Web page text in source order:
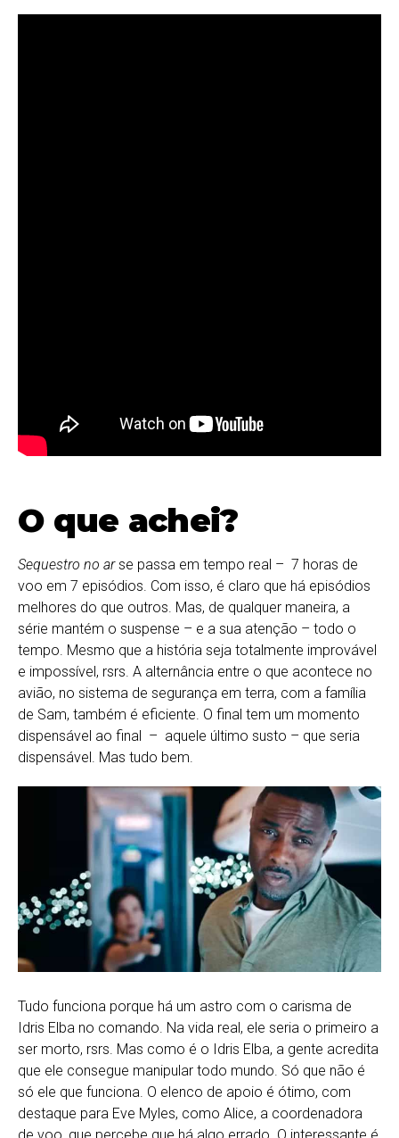
O que achei?
Sequestro no arse passa em tempo real – 7 horas de
voo em 7 episódios. Com isso, é claro que há episódios
melhores do que outros. Mas, de qualquer maneira, a
série mantém o suspense – e a sua atenção – todo o
tempo. Mesmo que a história seja totalmente improvável
e impossível, rsrs. A alternância entre o que acontece no
avião, no sistema de segurança em terra, com a família
de Sam, também é eficiente. O final tem um momento
dispensável ao final – aquele último susto – que seria
dispensável. Mas tudo bem.
Tudo funciona porque há um astro com o carisma de
Idris Elba no comando. Na vida real, ele seria o primeiro a
ser morto, rsrs. Mas como é o Idris Elba, a gente acredita
que ele consegue manipular todo mundo. Só que não é
só ele que funciona. O elenco de apoio é ótimo, com
destaque para Eve Myles, como Alice, a coordenadora